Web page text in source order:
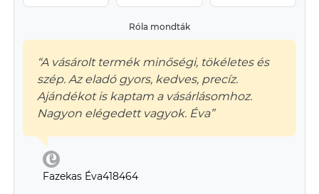
Róla mondták
“A vásárolt termék minőségi, tökéletes és
szép. Az eladó gyors, kedves, precíz.
Ajándékot is kaptam a vásárlásomhoz.
Nagyon elégedett vagyok. Éva”
Fazekas Éva418464